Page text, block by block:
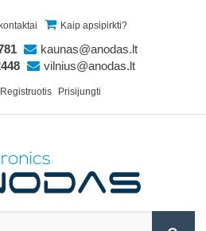
Kaip apsipirkti?
kaunas@anodas.lt
vilnius@anodas.lt
Registruotis Prisijungti